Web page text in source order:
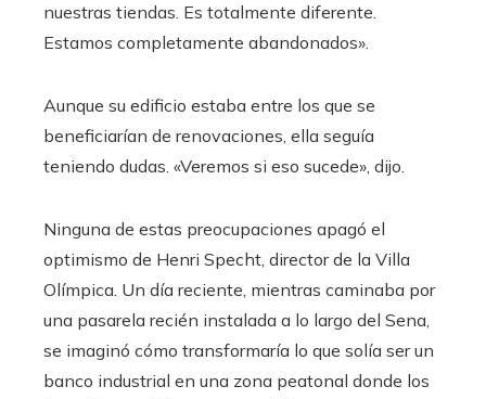
nuestras tiendas. Es totalmente diferente.
Estamos completamente abandonados».
Aunque su edificio estaba entre los que se
beneficiarían de renovaciones, ella seguía
teniendo dudas. «Veremos si eso sucede», dijo.
Ninguna de estas preocupaciones apagó el
optimismo de Henri Specht, director de la Villa
Olímpica. Un día reciente, mientras caminaba por
una pasarela recién instalada a lo largo del Sena,
se imaginó cómo transformaría lo que solía ser un
banco industrial en una zona peatonal donde los